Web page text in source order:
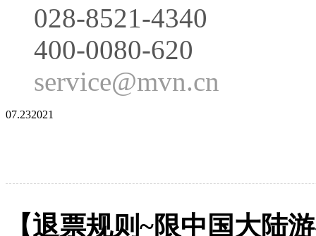
028-8521-4340
400-0080-620
service@mvn.cn
07.232021
【退票规则~限中国大陆